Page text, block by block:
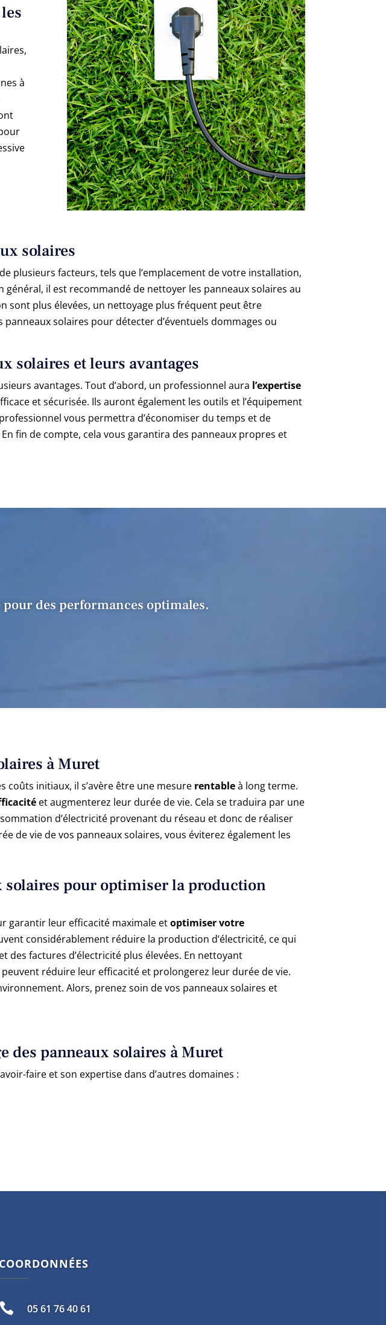
à
solaires
plusieurs facteurs, tels que l’emplacement de votre installation,
général, il est recommandé de nettoyer les panneaux solaires au
sont plus élevées, un nettoyage plus fréquent peut être
solaires pour détecter d’éventuels dommages ou
solaires et leurs avantages
avantages. Tout d’abord, un professionnel aura l’expertise
et sécurisée. Ils auront également les outils et l’équipement
vous permettra d’économiser du temps et de
fin de compte, cela vous garantira des panneaux propres et
des performances optimales.
à Muret
coûts initiaux, il s’avère être une mesure rentableà long terme.
et augmenterez leur durée de vie. Cela se traduira par une
d’électricité provenant du réseau et donc de réaliser
de vie de vos panneaux solaires, vous éviterez également les
solaires pour optimiser la production
garantir leur efficacité maximale etoptimiser votre
considérablement réduire la production d’électricité, ce qui
factures d’électricité plus élevées. En nettoyant
réduire leur efficacité et prolongerez leur durée de vie.
Alors, prenez soin de vos panneaux solaires et
des panneaux solaires à Muret
faire et son expertise dans d’autres domaines :
COORDONNÉES
 05 61 76 40 61